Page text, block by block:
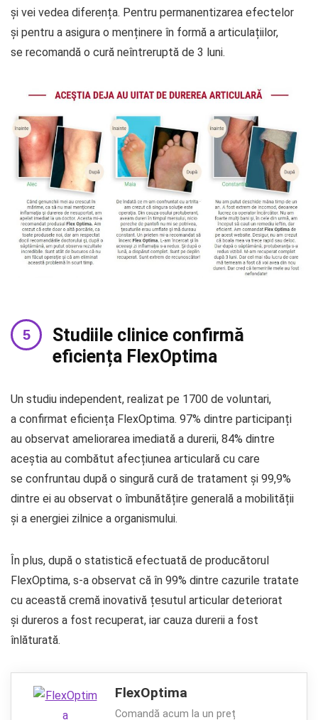
și vei vedea diferența. Pentru permanentizarea efectelor
și pentru a asigura o menținere în formă a articulațiilor,
se recomandă o cură neîntreruptă de 3 luni.
Studiile clinice confirmă
eficiența FlexOptima
Un studiu independent, realizat pe 1700 de voluntari,
a confirmat eficiența FlexOptima. 97% dintre participanți
au observat ameliorarea imediată a durerii, 84% dintre
aceștia au combătut afecțiunea articulară cu care
se confruntau după o singură cură de tratament și 99,9%
dintre ei au observat o îmbunătățire generală a mobilității
și a energiei zilnice a organismului.
În plus, după o statistică efectuată de producătorul
FlexOptima, s-a observat că în 99% dintre cazurile tratate
cu această cremă inovativă țesutul articular deteriorat
și dureros a fost recuperat, iar cauza durerii a fost
înlăturată.
FlexOptima
Comandă acum la un preț